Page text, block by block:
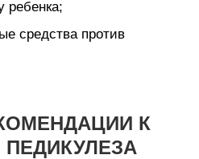
ребенка;
средства против
К